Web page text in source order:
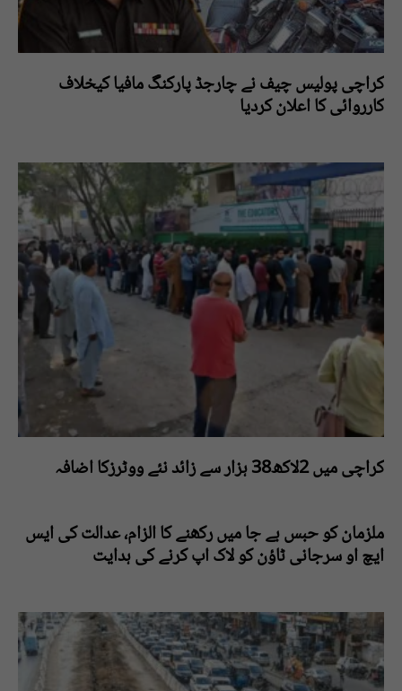
کراچی پولیس چیف نے چارجڈ پارکنگ مافیا کیخلاف
کارروائی کا اعلان کردیا
کراچی میں 2لاکھ38 ہزار سے زائد نئے ووٹرزکا اضافہ
ملزمان کو حبس بے جا میں رکھنے کا الزام، عدالت کی ایس
ایچ او سرجانی ٹاؤن کو لاک اپ کرنے کی ہدایت